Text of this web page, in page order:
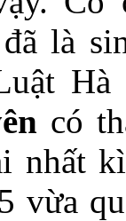
là
có
nhất
vừa